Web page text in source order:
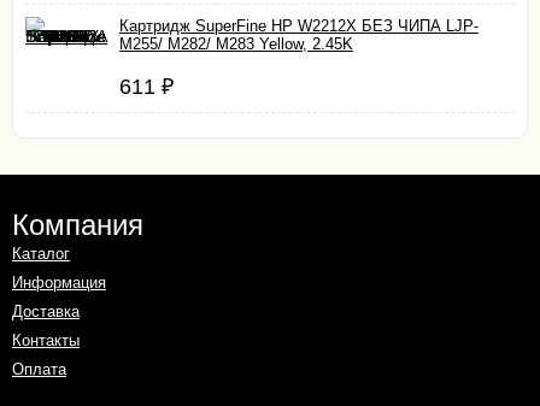
Картридж SuperFine HP W2212X БЕЗ ЧИПА LJP-
M255/ M282/ M283 Yellow, 2.45K
611 ₽
Компания
Каталог
Информация
Доставка
Контакты
Оплата